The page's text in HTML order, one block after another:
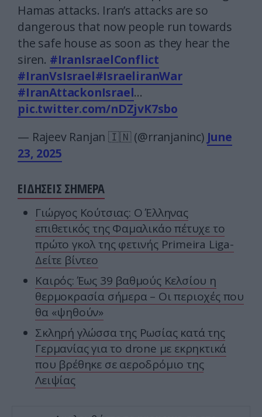
Hamas attacks. Iran’s attacks are so
dangerous that now people run towards
the safe house as soon as they hear the
siren. #IranIsraelConflict
#IranVsIsrael#IsraeliranWar
#IranAttackonIsrael…
pic.twitter.com/nDZjvK7sbo
— Rajeev Ranjan 🇮🇳 (@rranjaninc) June
23, 2025
ΕΙΔΗΣΕΙΣ ΣΗΜΕΡΑ
Γιώργος Κούτσιας: Ο Έλληνας
επιθετικός της Φαμαλικάο πέτυχε το
πρώτο γκολ της φετινής Primeira Liga-
Δείτε βίντεο
Καιρός: Έως 39 βαθμούς Κελσίου η
θερμοκρασία σήμερα – Οι περιοχές που
θα «ψηθούν»
Σκληρή γλώσσα της Ρωσίας κατά της
Γερμανίας για το drone με εκρηκτικά
που βρέθηκε σε αεροδρόμιο της
Λειψίας